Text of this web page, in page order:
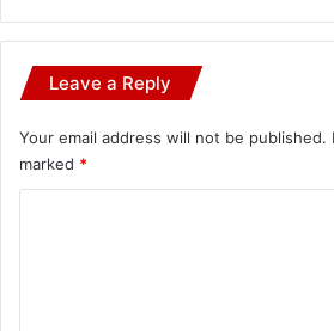
Leave a Reply
Your email address will not be published.
marked *